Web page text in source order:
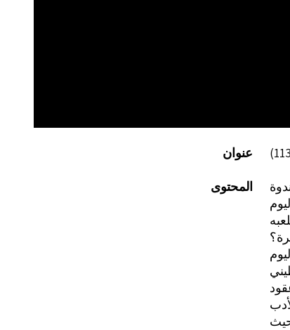
عنوان
المحتوى